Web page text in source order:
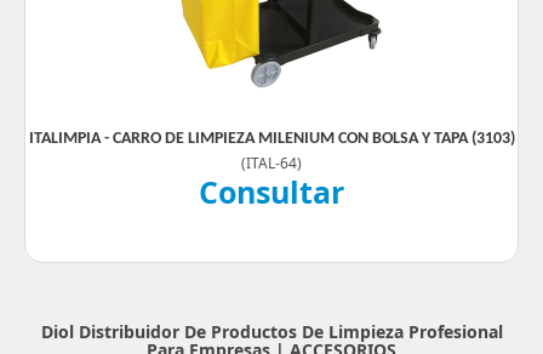
ITALIMPIA - CARRO DE LIMPIEZA MILENIUM CON BOLSA Y TAPA (3103)
(ITAL-64)
Consultar
Diol Distribuidor De Productos De Limpieza Profesional